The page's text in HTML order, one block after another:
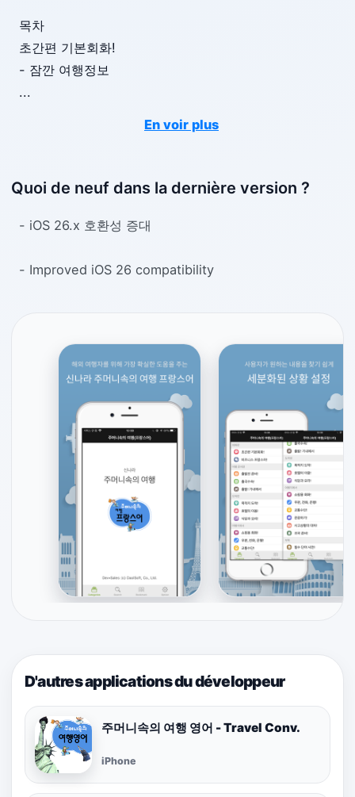
목차
초간편 기본회화!
- 잠깐 여행정보
...
En voir plus
Quoi de neuf dans la dernière version ?
- iOS 26.x 호환성 증대
- Improved iOS 26 compatibility
D'autres applications du développeur
주머니속의 여행 영어 - Travel Conv.
iPhone